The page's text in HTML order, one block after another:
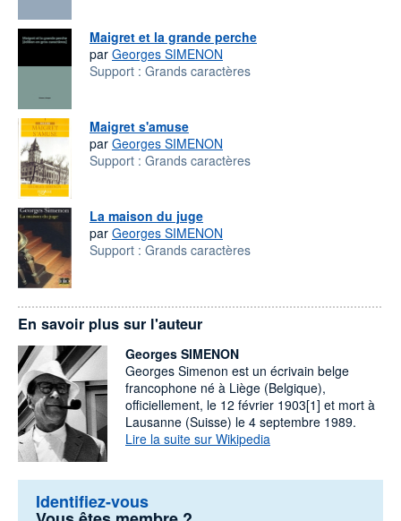
Maigret et la grande perche
par Georges SIMENON
Support : Grands caractères
Maigret s'amuse
par Georges SIMENON
Support : Grands caractères
La maison du juge
par Georges SIMENON
Support : Grands caractères
En savoir plus sur l'auteur
Georges SIMENON
Georges Simenon est un écrivain belge
francophone né à Liège (Belgique),
officiellement, le 12 février 1903[1] et mort à
Lausanne (Suisse) le 4 septembre 1989.
Lire la suite sur Wikipedia
Identifiez-vous